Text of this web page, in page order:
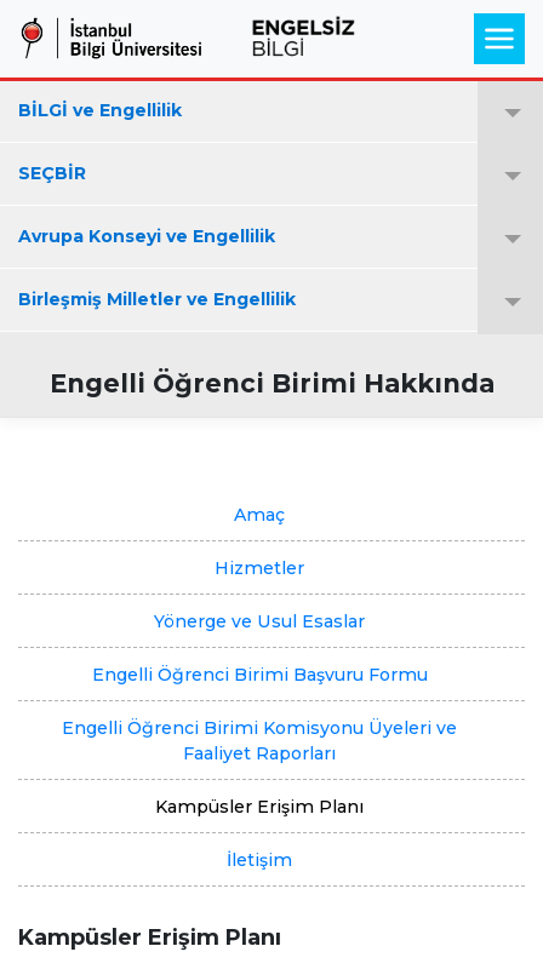
BİLGİ ve Engellilik
SEÇBİR
Avrupa Konseyi ve Engellilik
Birleşmiş Milletler ve Engellilik
Engelli Öğrenci Birimi Hakkında
Amaç
Hizmetler
Yönerge ve Usul Esaslar
Engelli Öğrenci Birimi Başvuru Formu
Engelli Öğrenci Birimi Komisyonu Üyeleri ve
Faaliyet Raporları
Kampüsler Erişim Planı
İletişim
Kampüsler Erişim Planı